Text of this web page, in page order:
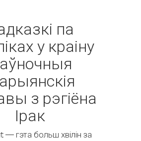
па
у краіну
з рэгіёна
Ірак
— гэта больш хвілін за